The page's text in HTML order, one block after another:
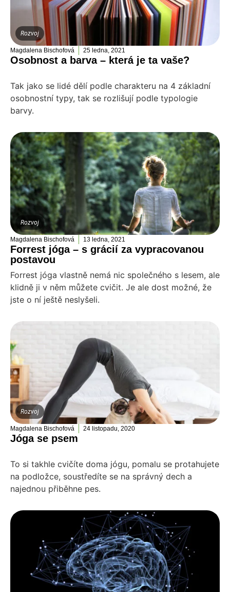
Rozvoj
Magdalena Bischofová 25 ledna, 2021
Osobnost a barva – která je ta vaše?
Tak jako se lidé dělí podle charakteru na 4 základní
osobnostní typy, tak se rozlišují podle typologie
barvy.
Rozvoj
Magdalena Bischofová 13 ledna, 2021
Forrest jóga – s grácií za vypracovanou
postavou
Forrest jóga vlastně nemá nic společného s lesem, ale
klidně ji v něm můžete cvičit. Je ale dost možné, že
jste o ní ještě neslyšeli.
Rozvoj
Magdalena Bischofová 24 listopadu, 2020
Jóga se psem
To si takhle cvičíte doma jógu, pomalu se protahujete
na podložce, soustředíte se na správný dech a
najednou přiběhne pes.